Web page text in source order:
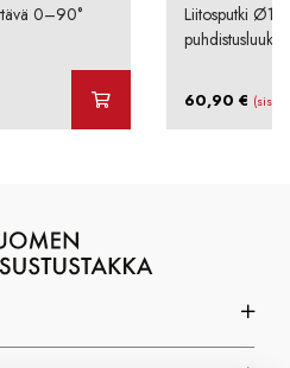
0–90°
Liitosputki
60,90 € (sis.